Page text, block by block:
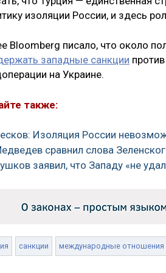
изоляции России, и здесь
Bloomberg писало, что около
западные санкции
на Украине.
также:
Изоляция России
сравнил слова
заявил, что Западу «не
санкции международные отношения